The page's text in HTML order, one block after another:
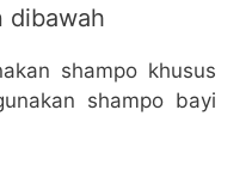
dibawah
shampo khusus
shampo bayi